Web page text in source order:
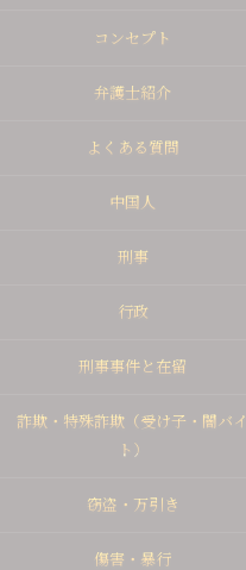
コンセプト
弁護士紹介
よくある質問
中国人
刑事
行政
刑事事件と在留
詐欺・特殊詐欺（受け子・闇バイ
ト）
窃盗・万引き
傷害・暴行